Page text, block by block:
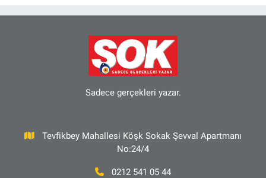
Sadece gerçekleri yazar.
Tevfikbey Mahallesi Köşk Sokak Şevval Apartmanı
No:24/4
0212 541 05 44